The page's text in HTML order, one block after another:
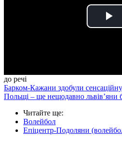
до речі
Барком-Кажани здобули
Польщі – ще нещодавно львів’яни
Читайте ще:
Волейбол
Епіцентр-Подоляни